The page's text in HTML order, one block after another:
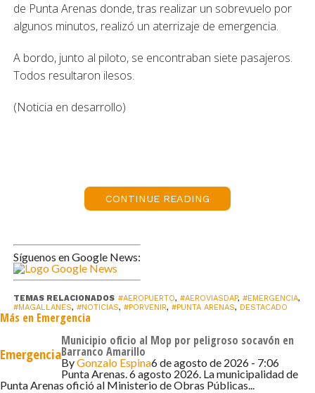
de Punta Arenas donde, tras realizar un sobrevuelo por
algunos minutos, realizó un aterrizaje de emergencia.
A bordo, junto al piloto, se encontraban siete pasajeros.
Todos resultaron ilesos.
(Noticia en desarrollo)
CONTINUE READING
Síguenos en Google News:
TEMAS RELACIONADOS #AEROPUERTO, #AEROVIASDAP, #EMERGENCIA,
#MAGALLANES, #NOTICIAS, #PORVENIR, #PUNTA ARENAS, DESTACADO
Más en Emergencia
Emergencia
Municipio oficio al Mop por peligroso socavón en
Barranco Amarillo
ByGonzalo Espina6 de agosto de 2026 - 7:06
Punta Arenas. 6 agosto 2026. La municipalidad de
Punta Arenas ofició al Ministerio de Obras Públicas...